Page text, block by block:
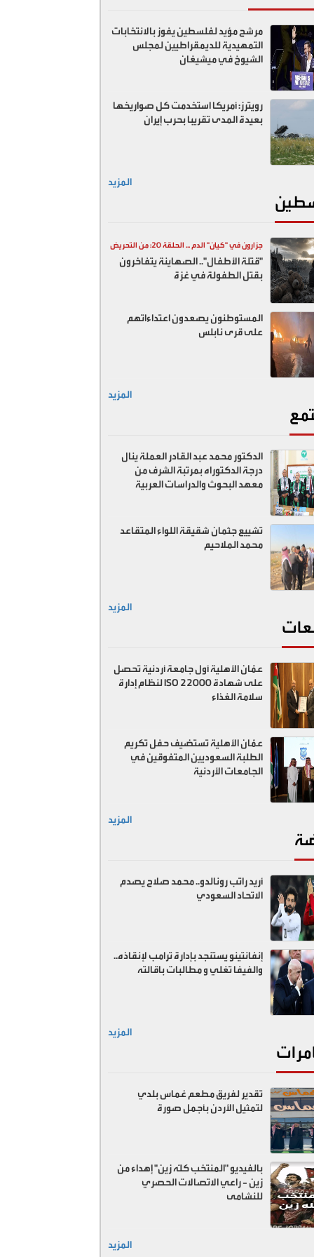
مرشح مؤيد لفلسطين يفوز بالانتخابات
التمهيدية للديمقراطيين لمجلس
الشيوخ في ميشيغان
رويترز: أمريكا استخدمت كل صواريخها
بعيدة المدى تقريبا بحرب إيران
المزيد
جزارون في "كيان" الدم ... الحلقة 20: من التحريض
السياسي إلى المقابر الجماعية
"قتلة الأطفال".. الصهاينة يتفاخرون
بقتل الطفولة في غزة
المستوطنون يصعدون اعتداءاتهم
على قرى نابلس
المزيد
الدكتور محمد عبد القادر العملة ينال
درجة الدكتوراه بمرتبة الشرف من
معهد البحوث والدراسات العربية
تشييع جثمان شقيقة اللواء المتقاعد
محمد الملاحيم
المزيد
عمّان الأهلية أول جامعة أردنية تحصل
على شهادة ISO 22000 لنظام إدارة
سلامة الغذاء
عمّان الأهلية تستضيف حفل تكريم
الطلبة السعوديين المتفوقين في
الجامعات الأردنية
المزيد
أريد راتب رونالدو.. محمد صلاح يصدم
الاتحاد السعودي
إنفانتينو يستنجد بإدارة ترامب لإنقاذه..
والفيفا تغلي و مطالبات باقالته
المزيد
تقدير لفريق مطعم غماس بلدي
لتمثيل الأردن بأجمل صورة
بالفيديو "المنتخب كلّه زين" إهداء من
زين - راعي الاتصالات الحصري
للنشامى
المزيد